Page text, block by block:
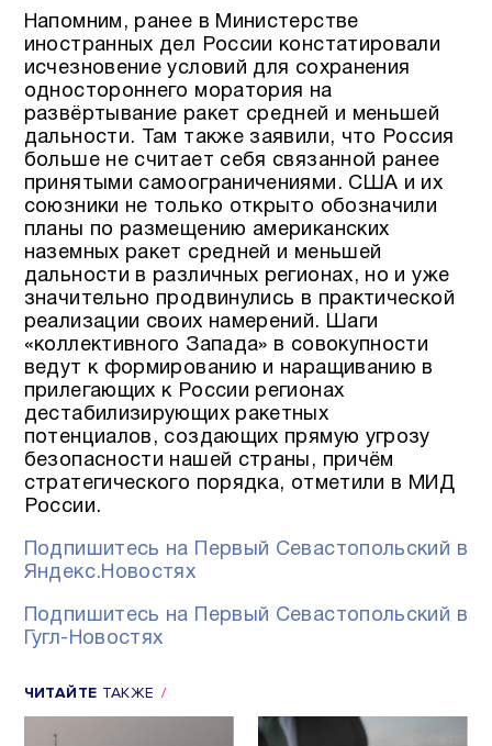
Напомним, ранее в Министерстве
иностранных дел России констатировали
исчезновение условий для сохранения
одностороннего моратория на
развёртывание ракет средней и меньшей
дальности. Там также заявили, что Россия
больше не считает себя связанной ранее
принятыми самоограничениями. США и их
союзники не только открыто обозначили
планы по размещению американских
наземных ракет средней и меньшей
дальности в различных регионах, но и уже
значительно продвинулись в практической
реализации своих намерений. Шаги
«коллективного Запада» в совокупности
ведут к формированию и наращиванию в
прилегающих к России регионах
дестабилизирующих ракетных
потенциалов, создающих прямую угрозу
безопасности нашей страны, причём
стратегического порядка, отметили в МИД
России.
Подпишитесь на Первый Севастопольский в
Яндекс.Новостях
Подпишитесь на Первый Севастопольский в
Гугл-Новостях
ЧИТАЙТЕ ТАКЖЕ